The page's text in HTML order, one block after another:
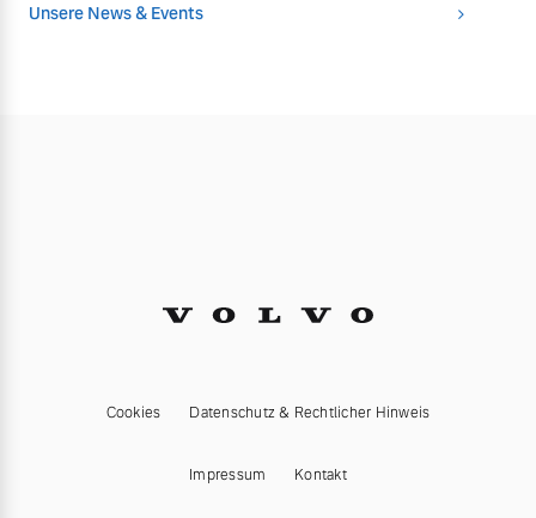
Unsere News & Events
Cookies Datenschutz & Rechtlicher Hinweis
Impressum Kontakt